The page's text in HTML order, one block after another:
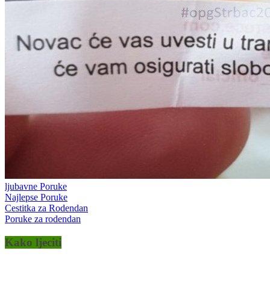
ljubavne Poruke
Najlepse Poruke
Cestitka za Rodendan
Poruke za rodendan
Kako ljeciti